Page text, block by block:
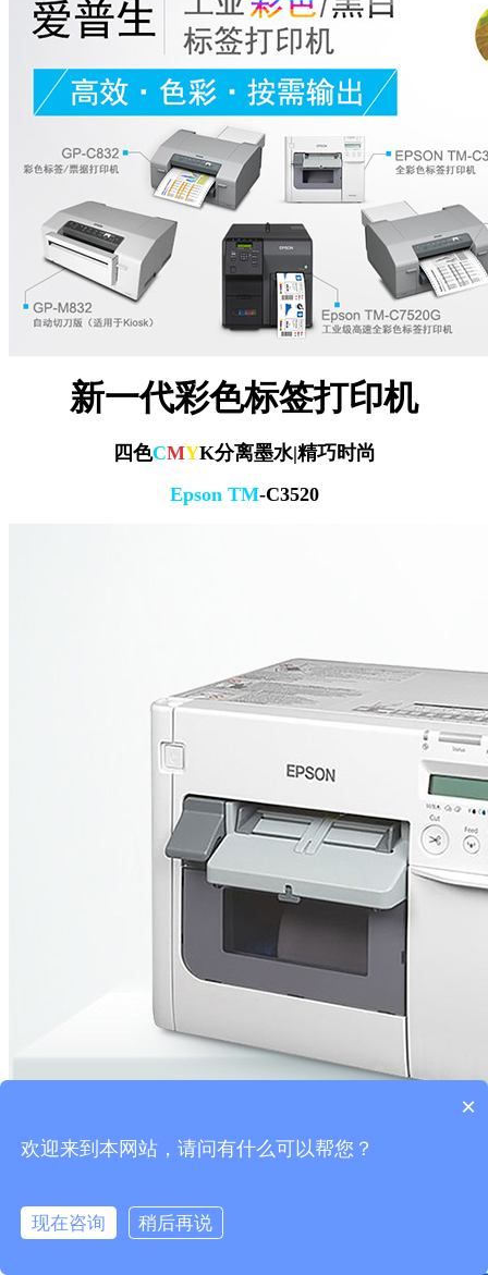
新一代彩色标签打印机
四色CMYK分离墨水|精巧时尚
Epson TM-C3520
×
欢迎来到本网站，请问有什么可以帮您？
现在咨询 稍后再说